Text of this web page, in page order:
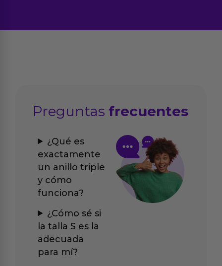
Preguntasfrecuentes
¿Qué es
exactamente
un anillo triple
y cómo
funciona?
¿Cómo sé si
la talla S es la
adecuada
para mí?